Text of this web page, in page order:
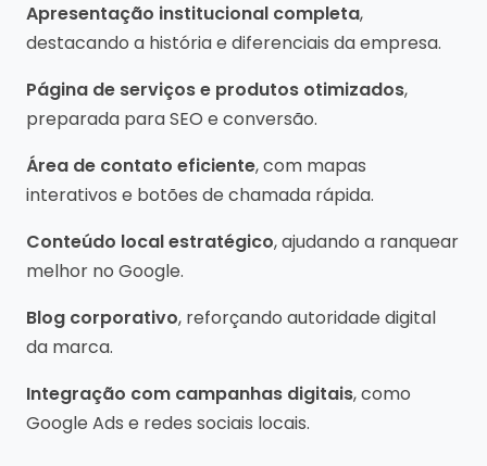
Apresentação institucional completa,
destacando a história e diferenciais da empresa.
Página de serviços e produtos otimizados,
preparada para SEO e conversão.
Área de contato eficiente, com mapas
interativos e botões de chamada rápida.
Conteúdo local estratégico, ajudando a ranquear
melhor no Google.
Blog corporativo, reforçando autoridade digital
da marca.
Integração com campanhas digitais, como
Google Ads e redes sociais locais.